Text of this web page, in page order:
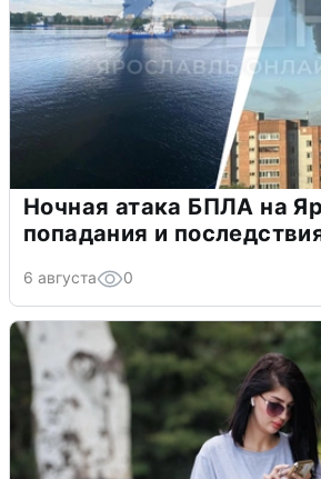
Ночная атака БПЛА на
попадания и
6 августа 0